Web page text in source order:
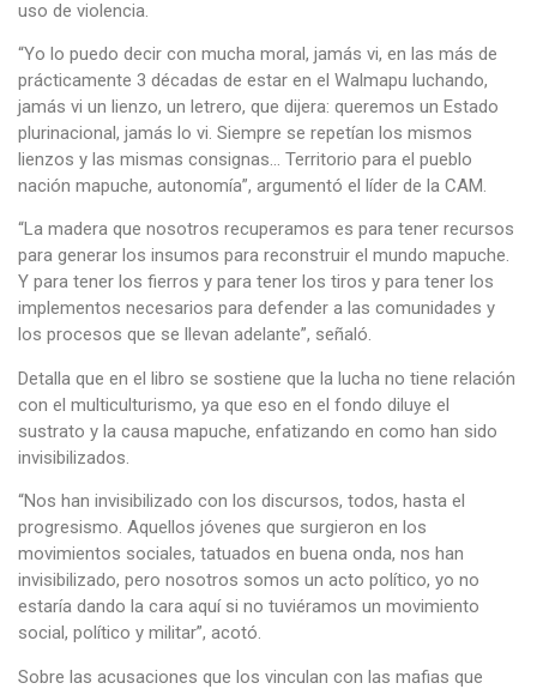
uso de violencia.
“Yo lo puedo decir con mucha moral, jamás vi, en las más de
prácticamente 3 décadas de estar en el Walmapu luchando,
jamás vi un lienzo, un letrero, que dijera: queremos un Estado
plurinacional, jamás lo vi. Siempre se repetían los mismos
lienzos y las mismas consignas… Territorio para el pueblo
nación mapuche, autonomía”, argumentó el líder de la CAM.
“La madera que nosotros recuperamos es para tener recursos
para generar los insumos para reconstruir el mundo mapuche.
Y para tener los fierros y para tener los tiros y para tener los
implementos necesarios para defender a las comunidades y
los procesos que se llevan adelante”, señaló.
Detalla que en el libro se sostiene que la lucha no tiene relación
con el multiculturismo, ya que eso en el fondo diluye el
sustrato y la causa mapuche, enfatizando en como han sido
invisibilizados.
“Nos han invisibilizado con los discursos, todos, hasta el
progresismo. Aquellos jóvenes que surgieron en los
movimientos sociales, tatuados en buena onda, nos han
invisibilizado, pero nosotros somos un acto político, yo no
estaría dando la cara aquí si no tuviéramos un movimiento
social, político y militar”, acotó.
Sobre las acusaciones que los vinculan con las mafias que